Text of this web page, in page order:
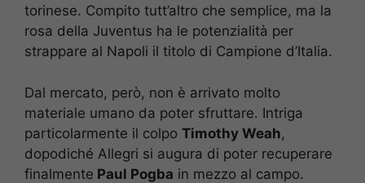
torinese. Compito tutt’altro che semplice, ma la
rosa della Juventus ha le potenzialità per
strappare al Napoli il titolo di Campione d’Italia.
Dal mercato, però, non è arrivato molto
materiale umano da poter sfruttare. Intriga
particolarmente il colpo Timothy Weah,
dopodiché Allegri si augura di poter recuperare
finalmente Paul Pogba in mezzo al campo.